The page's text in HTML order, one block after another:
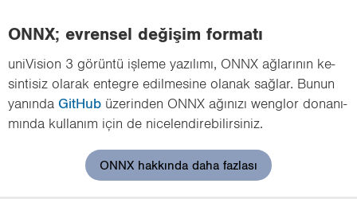
ONNX; ev­ren­sel de­ği­şim for­ma­tı
uni­Vi­si­on 3 gö­rün­tü iş­le­me ya­zı­lı­mı, ONNX ağ­la­rı­nın ke­
sin­ti­siz ola­rak en­teg­re edil­me­si­ne ola­nak sağ­lar. Bunun
ya­nın­da Git­Hub üze­rin­den ONNX ağı­nı­zı wenglor do­na­nı­
mın­da kul­la­nım için de ni­ce­len­di­re­bi­lir­si­niz.
ONNX hakkında daha fazlası